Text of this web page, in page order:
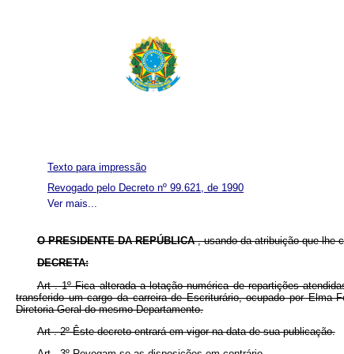
Ver mais...
Texto para impressão
Revogado pelo Decreto nº 99.621, de 1990
O PRESIDENTE DA REPÚBLICA, usando da atribuição que lhe
DECRETA:
Art . 1º Fica alterada a lotação numérica de repartições
transferido um cargo da carreira de Escriturário, ocupado por Elma
Diretoria-Geral do mesmo Departamento.
Art . 2º Êste decreto entrará em vigor na data de sua publicação.